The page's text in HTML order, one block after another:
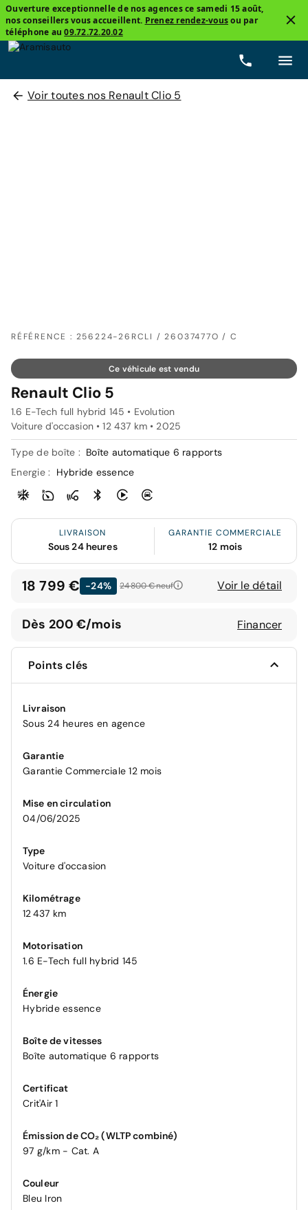
Ouverture exceptionnelle de nos agences ce samedi 15 août,
nos conseillers vous accueillent. Prenez rendez-vousou par
téléphone au09.72.72.20.02
Voir toutes nos Renault Clio 5
RÉFÉRENCE : 256224-26RCLI / 26037477O / C
Ce véhicule est vendu
Renault Clio 5
1.6 E-Tech full hybrid 145 • Evolution
Voiture d'occasion • 12 437 km • 2025
Type de boîte : Boîte automatique 6 rapports
Energie :
Hybride essence
LIVRAISON
Sous 24 heures
GARANTIE COMMERCIALE
12 mois
18 799 € -24% 24 800 €neuf Voir le détail
Dès 200 €/mois Financer
Points clés
Livraison
Sous 24 heures en agence
Garantie
Garantie Commerciale 12 mois
Mise en circulation
04/06/2025
Type
Voiture d'occasion
Kilométrage
12 437 km
Motorisation
1.6 E-Tech full hybrid 145
Énergie
Hybride essence
Boîte de vitesses
Boîte automatique 6 rapports
Certificat
Crit'Air 1
Émission de CO₂ (WLTP combiné)
97 g/km - Cat. A
Couleur
Bleu Iron